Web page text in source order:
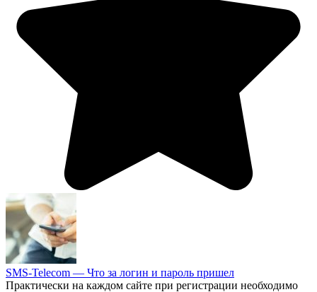
SMS-Telecom — Что за логин и пароль пришел
Практически на каждом сайте при регистрации необходимо